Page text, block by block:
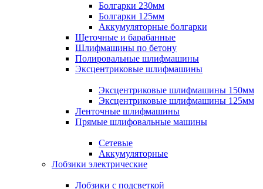
Болгарки 230мм
Болгарки 125мм
Аккумуляторные болгарки
Щеточные и барабанные
Шлифмашины по бетону
Полировальные шлифмашины
Эксцентриковые шлифмашины
Эксцентриковые шлифмашины 150мм
Эксцентриковые шлифмашины 125мм
Ленточные шлифмашины
Прямые шлифовальные машины
Сетевые
Аккумуляторные
Лобзики электрические
Лобзики с подсветкой